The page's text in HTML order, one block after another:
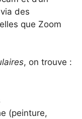
des
que Zoom
, on trouve :
(peinture,